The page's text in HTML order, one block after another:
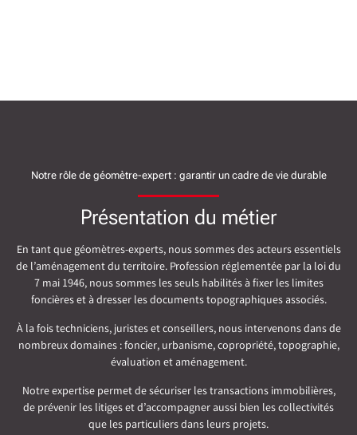
Notre rôle de géomètre-expert : garantir un cadre de vie durable
Présentation du métier
En tant que géomètres-experts, nous sommes des acteurs essentiels
de l’aménagement du territoire. Profession réglementée par la loi du
7 mai 1946, nous sommes les seuls habilités à fixer les limites
foncières et à dresser les documents topographiques associés.
À la fois techniciens, juristes et conseillers, nous intervenons dans de
nombreux domaines : foncier, urbanisme, copropriété, topographie,
évaluation et aménagement.
Notre expertise permet de sécuriser les transactions immobilières,
de prévenir les litiges et d’accompagner aussi bien les collectivités
que les particuliers dans leurs projets.